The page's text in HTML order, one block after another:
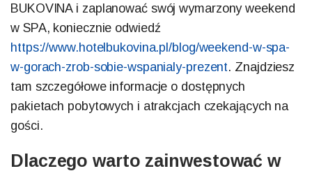
BUKOVINA i zaplanować swój wymarzony weekend
w SPA, koniecznie odwiedź
https://www.hotelbukovina.pl/blog/weekend-w-spa-
w-gorach-zrob-sobie-wspanialy-prezent. Znajdziesz
tam szczegółowe informacje o dostępnych
pakietach pobytowych i atrakcjach czekających na
gości.
Dlaczego warto zainwestować w